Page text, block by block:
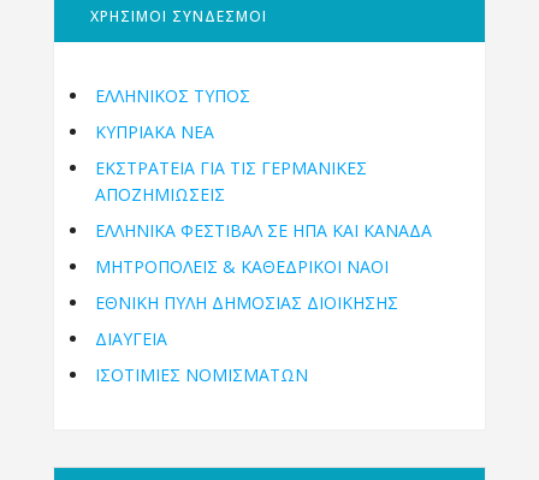
ΧΡΗΣΙΜΟΙ ΣΥΝΔΕΣΜΟΙ
ΕΛΛΗΝΙΚΟΣ ΤΥΠΟΣ
ΚΥΠΡΙΑΚΑ ΝΕΑ
ΕΚΣΤΡΑΤΕΙΑ ΓΙΑ ΤΙΣ ΓΕΡΜΑΝΙΚΕΣ
ΑΠΟΖΗΜΙΩΣΕΙΣ
ΕΛΛΗΝΙΚΆ ΦΕΣΤΙΒΆΛ ΣΕ ΗΠΑ ΚΑΙ ΚΑΝΑΔΑ
ΜΗΤΡΟΠΌΛΕΙΣ & ΚΑΘΕΔΡΙΚΟΊ ΝΑΟΊ
ΕΘΝΙΚΉ ΠΎΛΗ ΔΗΜΌΣΙΑΣ ΔΙΟΊΚΗΣΗΣ
ΔΙΑΥΓΕΙΑ
ΙΣΟΤΙΜΙΕΣ ΝΟΜΙΣΜΑΤΩΝ